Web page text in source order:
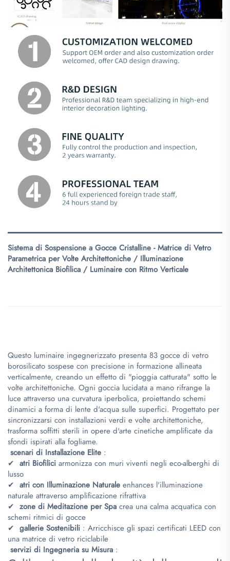
Sistema di Sospensione a Gocce Cristalline - Matrice di Vetro
Parametrica per Volte Architettoniche / Illuminazione
Architettonica Biofilica / Luminaire con Ritmo Verticale
Questo luminaire ingegnerizzato presenta 83 gocce di vetro
borosilicato sospese con precisione in formazione allineata
verticalmente, creando un effetto di "pioggia catturata" sotto le
volte architettoniche. Ogni goccia lucidata a mano rifrange la
luce attraverso una curvatura iperbolica, proiettando schemi
dinamici a forma di lente d'acqua sulle superfici. Progettato per
sincronizzarsi con installazioni verdi e volte architettoniche,
trasforma soffitti sterili in opere d'arte cinetiche amplificate da
sfondi ispirati alla fogliame.
scenari di Installazione Elite ​:
✔ ​ atri Biofilici armonizza con muri viventi negli eco-alberghi di
lusso
✔ ​ atri con Illuminazione Naturale enhances l'illuminazione
naturale attraverso amplificazione rifrattiva
✔ ​ zone di Meditazione per Spa crea una calma acquatica con
schemi ritmici di gocce
✔ ​ gallerie Sostenibili : Arricchisce gli spazi certificati LEED con
una matrice di vetro riciclabile
servizi di Ingegneria su Misura ​: